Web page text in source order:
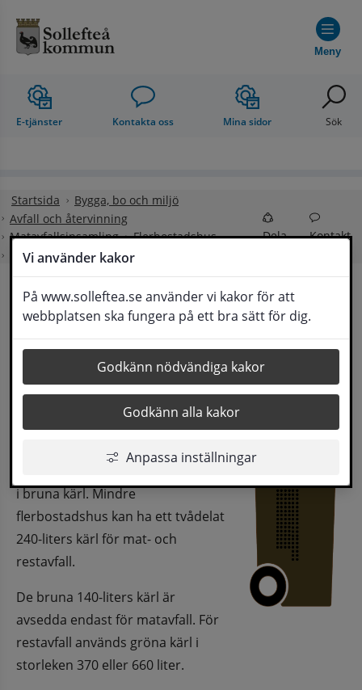
Vi använder kakor
På www.solleftea.se använder vi kakor för att
webbplatsen ska fungera på ett bra sätt för dig.
Godkänn nödvändiga kakor
Godkänn alla kakor
Anpassa inställningar
Meny
E-tjänster Kontakta oss Mina sidor Sök
Startsida
Bygga, bo och miljö
Avfall och återvinning
Matavfallsinsamling
Flerbostadshus
För fastighetsägare
Dela Kontakt
Lyssna
För fastighetsägare
2024 startade insamling av matavfall i Sollefteå.
Utsorteringen är obligatorisk för alla.
I flerbostadshus sker insamlingen
i bruna kärl. Mindre
flerbostadshus kan ha ett tvådelat
240-liters kärl för mat- och
restavfall.
De bruna 140-liters kärl är
avsedda endast för matavfall. För
restavfall används gröna kärl i
storleken 370 eller 660 liter.